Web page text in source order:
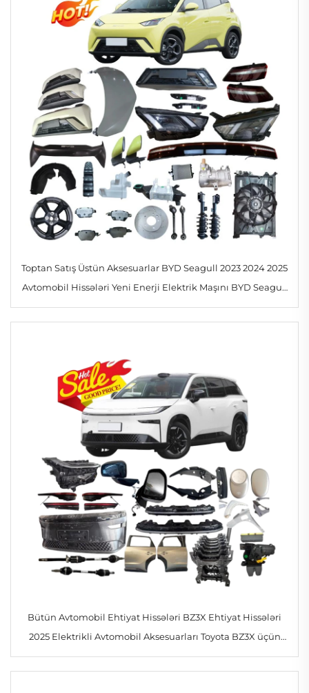
Toptan Satış Üstün Aksesuarlar BYD Seagull 2023 2024 2025
Avtomobil Hissələri Yeni Enerji Elektrik Maşını BYD Seagull
Ehtiyat Hissələri
Bütün Avtomobil Ehtiyat Hissələri BZ3X Ehtiyat Hissələri
2025 Elektrikli Avtomobil Aksesuarları Toyota BZ3X üçün
Baş Far, Bumper, Arxa Far, Filtir, Disk